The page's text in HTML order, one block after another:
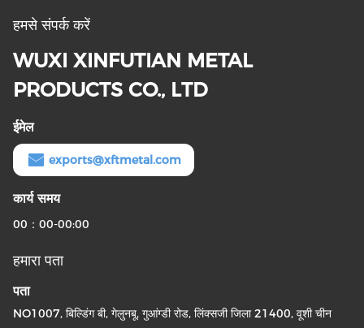
हमसे संपर्क करें
WUXI XINFUTIAN METAL
PRODUCTS CO., LTD
ईमेल
exports@xftmetal.com
कार्य समय
00：00-00:00
हमारा पता
पता
NO1007, बिल्डिंग बी, गेलुनबू, गुआंग्डी रोड, लिंक्सजी जिला 21400, वूशी चीन